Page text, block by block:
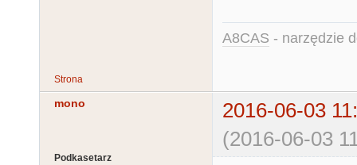
A8CAS - narzędzie
Strona
mono
2016-06-03
(2016-06-03
Podkasetarz